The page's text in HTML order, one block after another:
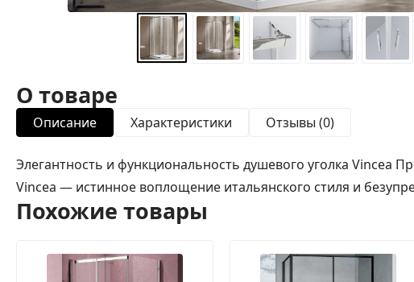
О товаре
Описание Характеристики Отзывы (0)
Элегантность и функциональность душевого уголка Vincea
Vincea — истинное воплощение итальянского стиля и
Похожие товары